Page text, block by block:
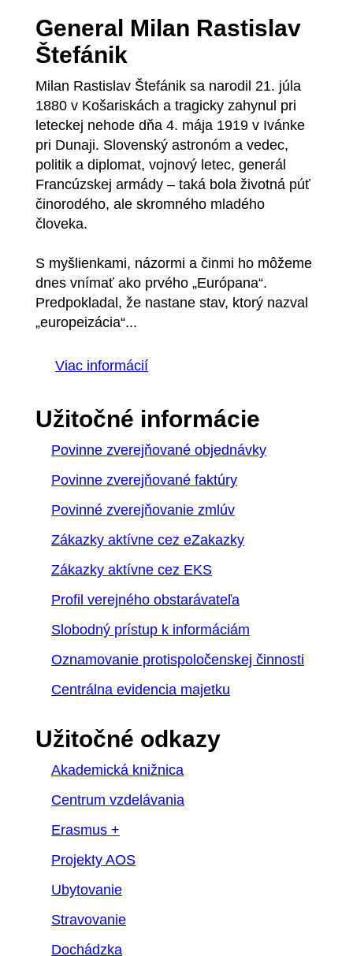
General Milan Rastislav
Štefánik
Milan Rastislav Štefánik sa narodil 21. júla
1880 v Košariskách a tragicky zahynul pri
leteckej nehode dňa 4. mája 1919 v Ivánke
pri Dunaji. Slovenský astronóm a vedec,
politik a diplomat, vojnový letec, generál
Francúzskej armády – taká bola životná púť
činorodého, ale skromného mladého
človeka.
S myšlienkami, názormi a činmi ho môžeme
dnes vnímať ako prvého „Európana“.
Predpokladal, že nastane stav, ktorý nazval
„europeizácia“...
Viac informácií
Užitočné informácie
Povinne zverejňované objednávky
Povinne zverejňované faktúry
Povinné zverejňovanie zmlúv
Zákazky aktívne cez eZakazky
Zákazky aktívne cez EKS
Profil verejného obstarávateľa
Slobodný prístup k informáciám
Oznamovanie protispoločenskej činnosti
Centrálna evidencia majetku
Užitočné odkazy
Akademická knižnica
Centrum vzdelávania
Erasmus +
Projekty AOS
Ubytovanie
Stravovanie
Dochádzka